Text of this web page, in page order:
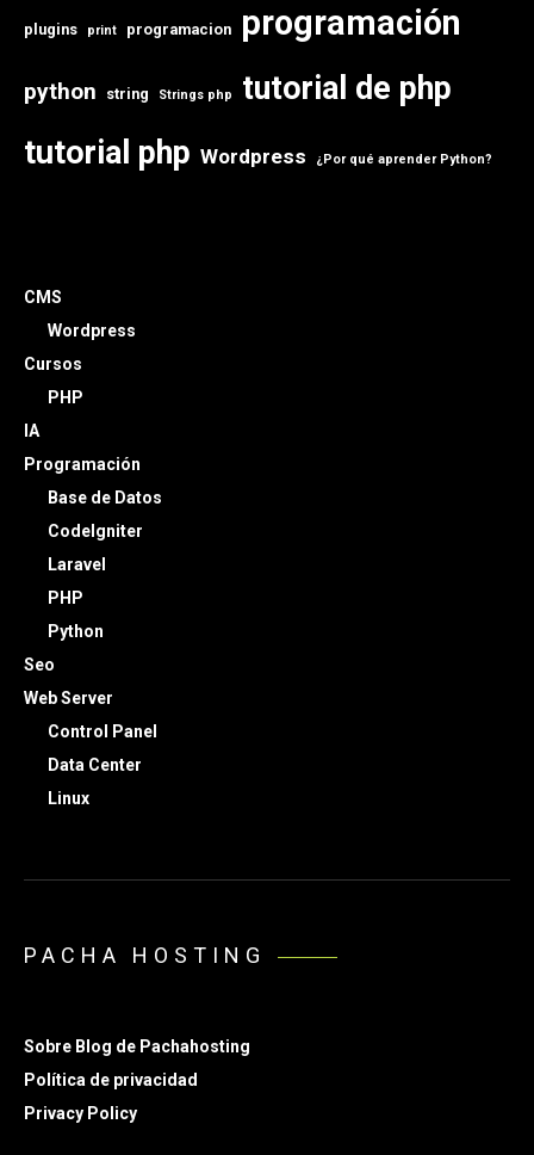
plugins print programacion programación
python string Strings php
tutorial de php
tutorial php Wordpress ¿Por qué aprender Python?
CMS
Wordpress
Cursos
PHP
IA
Programación
Base de Datos
CodeIgniter
Laravel
PHP
Python
Seo
Web Server
Control Panel
Data Center
Linux
PACHA HOSTING
Sobre Blog de Pachahosting
Política de privacidad
Privacy Policy